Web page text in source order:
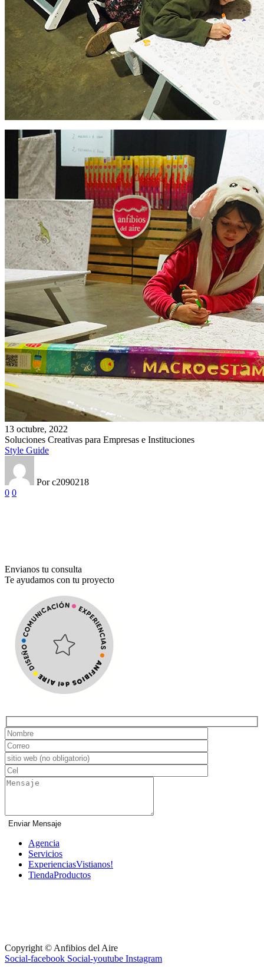
Soluciones
Creativas
para
Instituciones
13 octubre, 2022
Soluciones Creativas para Empresas e Instituciones
Style Guide
Por c2090218
0 0
Envianos tu consulta
Te ayudamos con tu proyecto
Hidden
fields
Agencia
Servicios
ExperienciasVistianos!
TiendaProductos
Copyright © Anfibios del Aire
Social-facebook Social-youtube Instagram